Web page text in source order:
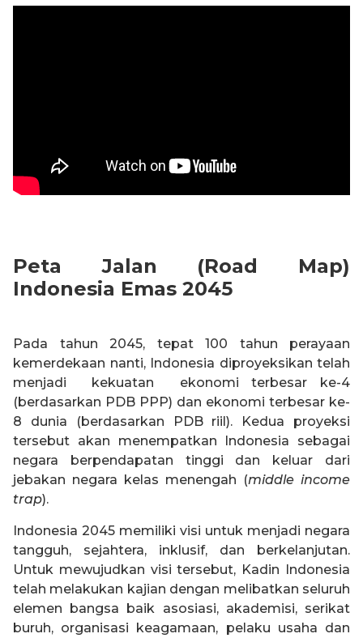
Peta Jalan (Road Map)
Indonesia Emas 2045
Pada tahun 2045, tepat 100 tahun perayaan
kemerdekaan nanti, Indonesia diproyeksikan telah
menjadi kekuatan ekonomi terbesar ke-4
(berdasarkan PDB PPP) dan ekonomi terbesar ke-
8 dunia (berdasarkan PDB riil). Kedua proyeksi
tersebut akan menempatkan Indonesia sebagai
negara berpendapatan tinggi dan keluar dari
jebakan negara kelas menengah (middle income
trap).
Indonesia 2045 memiliki visi untuk menjadi negara
tangguh, sejahtera, inklusif, dan berkelanjutan.
Untuk mewujudkan visi tersebut, Kadin Indonesia
telah melakukan kajian dengan melibatkan seluruh
elemen bangsa baik asosiasi, akademisi, serikat
buruh, organisasi keagamaan, pelaku usaha dan